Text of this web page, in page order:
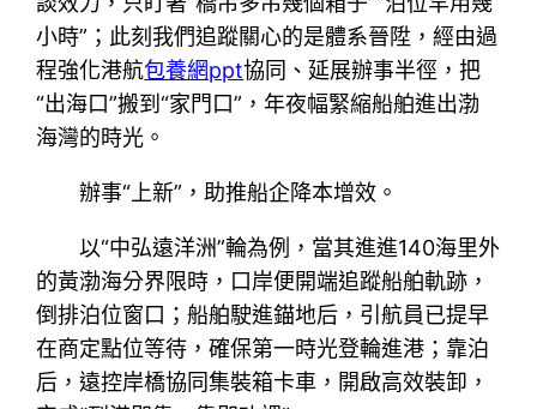
小時”；此刻我們追蹤關心的是體系晉陞，經由過
程強化港航包養網ppt協同、延展辦事半徑，把
“出海口”搬到“家門口”，年夜幅緊縮船舶進出渤
海灣的時光。
辦事“上新”，助推船企降本增效。
以“中弘遠洋洲”輪為例，當其進進140海里外
的黃渤海分界限時，口岸便開端追蹤船舶軌跡，
倒排泊位窗口；船舶駛進錨地后，引航員已提早
在商定點位等待，確保第一時光登輪進港；靠泊
后，遠控岸橋協同集裝箱卡車，開啟高效裝卸，